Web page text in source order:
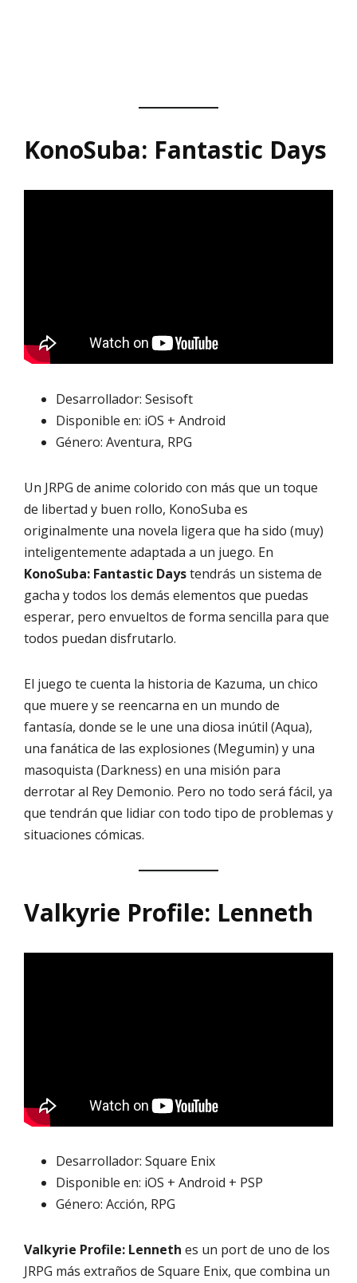
KonoSuba: Fantastic Days
Desarrollador: Sesisoft
Disponible en: iOS + Android
Género: Aventura, RPG
Un JRPG de anime colorido con más que un toque
de libertad y buen rollo, KonoSuba es
originalmente una novela ligera que ha sido (muy)
inteligentemente adaptada a un juego. En
KonoSuba: Fantastic Daystendrás un sistema de
gacha y todos los demás elementos que puedas
esperar, pero envueltos de forma sencilla para que
todos puedan disfrutarlo.
El juego te cuenta la historia de Kazuma, un chico
que muere y se reencarna en un mundo de
fantasía, donde se le une una diosa inútil (Aqua),
una fanática de las explosiones (Megumin) y una
masoquista (Darkness) en una misión para
derrotar al Rey Demonio. Pero no todo será fácil, ya
que tendrán que lidiar con todo tipo de problemas y
situaciones cómicas.
Valkyrie Profile: Lenneth
Desarrollador: Square Enix
Disponible en: iOS + Android + PSP
Género: Acción, RPG
Valkyrie Profile: Lenneth es un port de uno de los
JRPG más extraños de Square Enix, que combina un